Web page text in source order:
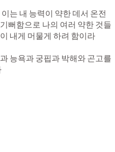
는 내 능력이 약한 데서 온전
뻐함으로 나의 여러 약한 것들
내게 머물게 하려 함이라
능욕과 궁핍과 박해와 곤고를